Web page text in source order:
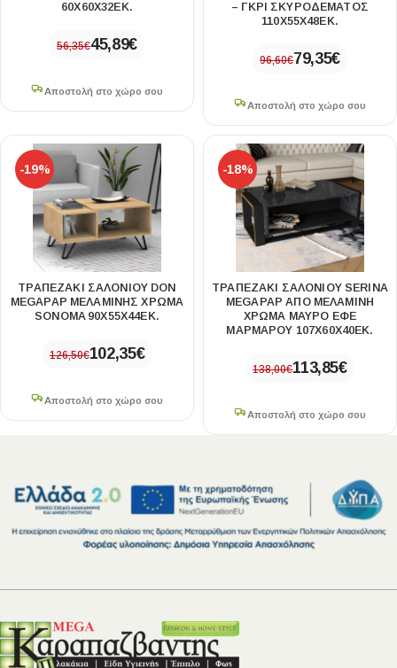
60X60X32ΕΚ.
56,35€45,89€
Αποστολή στο χώρο σου
– ΓΚΡΙ ΣΚΥΡΟΔΈΜΑΤΟΣ
110X55X48ΕΚ.
96,60€79,35€
Αποστολή στο χώρο σου
-19%
ΤΡΑΠΕΖΆΚΙ ΣΑΛΟΝΙΟΎ DON
MEGAPAP ΜΕΛΑΜΊΝΗΣ ΧΡΏΜΑ
SONOMA 90X55X44ΕΚ.
126,50€102,35€
Αποστολή στο χώρο σου
-18%
ΤΡΑΠΕΖΆΚΙ ΣΑΛΟΝΙΟΎ SERINA
MEGAPAP ΑΠΌ ΜΕΛΑΜΊΝΗ
ΧΡΏΜΑ ΜΑΎΡΟ ΕΦΈ
ΜΑΡΜΆΡΟΥ 107X60X40ΕΚ.
138,00€113,85€
Αποστολή στο χώρο σου